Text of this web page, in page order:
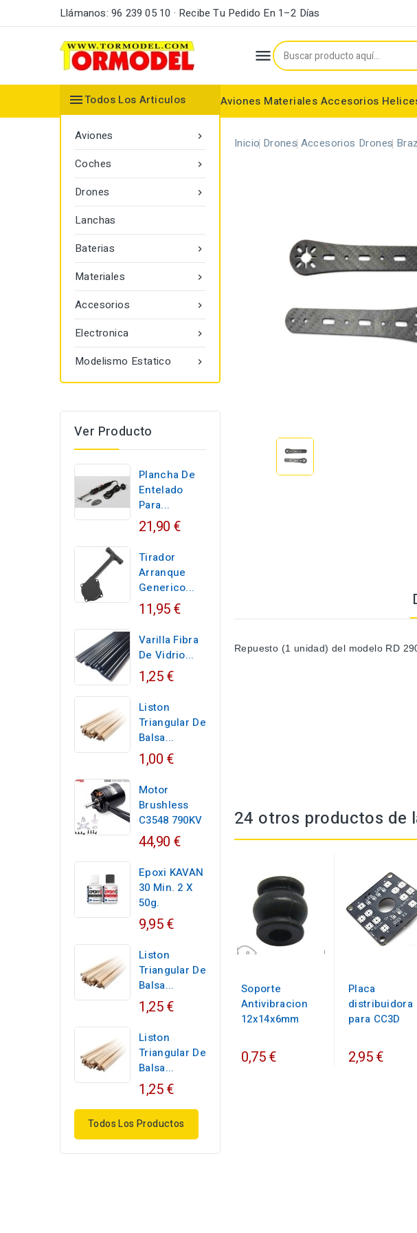
Llámanos: 96 239 05 10 · Recibe Tu Pedido En 1–2 Días

Aviones Materiales Accesorios
Todos Los Articulos

Aviones

Coches

Drones
Lanchas

Baterias

Materiales

Accesorios

Electronica

Modelismo Estatico
Ver Producto
Plancha De
Entelado
Para...
21,90 €
Tirador
Arranque
Generico...
11,95 €
Varilla Fibra
De Vidrio...
1,25 €
Liston
Triangular De
Balsa...
1,00 €
Motor
Brushless
C3548 790KV
44,90 €
Epoxi KAVAN
30 Min. 2 X
50g.
9,95 €
Liston
Triangular De
Balsa...
1,25 €
Liston
Triangular De
Balsa...
1,25 €
Todos Los Productos
Inicio Drones Accesorios Drones
Repuesto (1 unidad) del modelo RD
24 otros productos de
Soporte
Antivibracion
12x14x6mm
0,75 €
Placa
distribuidora
para CC3D
2,95 €